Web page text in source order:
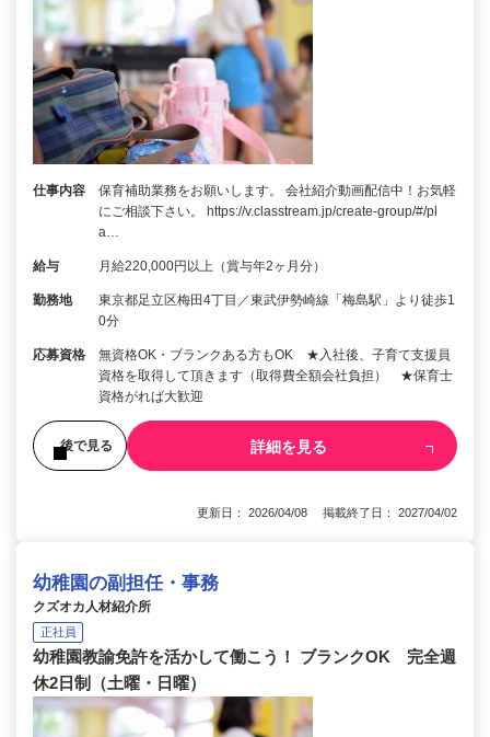
仕事内容
保育補助業務をお願いします。 会社紹介動画配信中！お気軽
にご相談下さい。 https://v.classtream.jp/create-group/#/pl
a…
給与 月給220,000円以上（賞与年2ヶ月分）
勤務地
東京都足立区梅田4丁目／東武伊勢崎線「梅島駅」より徒歩1
0分
応募資格
無資格OK・ブランクある方もOK ★入社後、子育て支援員
資格を取得して頂きます（取得費全額会社負担） ★保育士
資格がれば大歓迎
後で見る 詳細を見る
更新日： 2026/04/08 掲載終了日： 2027/04/02
幼稚園の副担任・事務
クズオカ人材紹介所
正社員
幼稚園教諭免許を活かして働こう！ ブランクOK 完全週
休2日制（土曜・日曜）